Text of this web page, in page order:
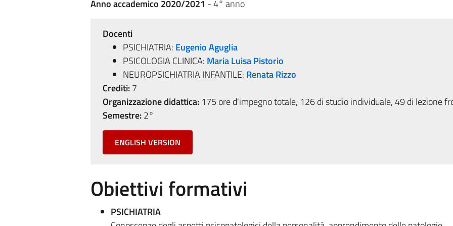
Anno accademico 2020/2021 - 4° anno
Docenti
PSICHIATRIA: Eugenio Aguglia
PSICOLOGIA CLINICA: Maria Luisa Pistorio
NEUROPSICHIATRIA INFANTILE: Renata Rizzo
Crediti:7
Organizzazione didattica:175 ore d'impegno totale, 126 di studio individuale, 49 di lezione
Semestre:2°
ENGLISH VERSION
Obiettivi formativi
PSICHIATRIA